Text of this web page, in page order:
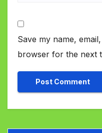
Save my name,
browser for the next